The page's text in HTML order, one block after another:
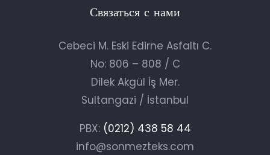
Связаться с нами
Cebeci M. Eski Edirne Asfaltı C.
No: 806 – 808 / C
Dilek Akgül İş Mer.
Sultangazi / İstanbul
PBX: (0212) 438 58 44
info@sonmezteks.com